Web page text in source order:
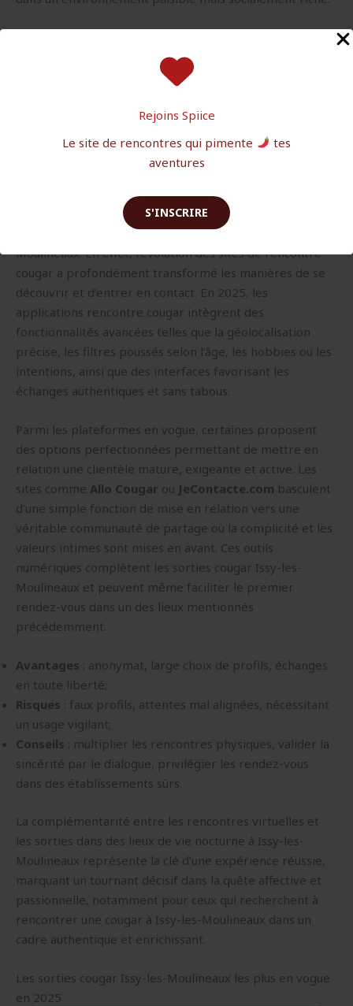
Rejoins Spiice
Le site de rencontres qui pimente
tes
aventures
S'INSCRIRE
tête des communes proches de Paris où la séduction
s’épanouit hors des sentiers battus et où l’on peut
offre locale adaptée à toutes les envies.
Les applications et sites de rencontre cougar
La révolution digitale modifie de façon spectaculaire le
paysage des rencontres amoureuses, et plus
particulièrement la rencontre cougar à Issy-les-
Moulineaux. En effet, l’évolution des sites de rencontre
cougar a profondément transformé les manières de se
découvrir et d’entrer en contact. En 2025, les
applications rencontre cougar intègrent des
fonctionnalités avancées telles que la géolocalisation
précise, les filtres poussés selon l’âge, les hobbies ou les
intentions, ainsi que des interfaces favorisant les
échanges authentiques et sans tabous.
Parmi les plateformes en vogue, certaines proposent
des options perfectionnées permettant de mettre en
relation une clientèle mature, exigeante et active. Les
sites comme Allo Cougar ou JeContacte.com basculent
d’une simple fonction de mise en relation vers une
véritable communauté de partage où la complicité et les
valeurs intimes sont mises en avant. Ces outils
numériques complètent les sorties cougar Issy-les-
Moulineaux et peuvent même faciliter le premier
rendez-vous dans un des lieux mentionnés
précédemment.
Avantages : anonymat, large choix de profils, échanges
en toute liberté;
Risques : faux profils, attentes mal alignées, nécessitant
un usage vigilant;
Conseils : multiplier les rencontres physiques, valider la
sincérité par le dialogue, privilégier les rendez-vous
dans des établissements sûrs.
La complémentarité entre les rencontres virtuelles et
les sorties dans des lieux de vie nocturne à Issy-les-
Moulineaux représente la clé d’une expérience réussie,
marquant un tournant décisif dans la quête affective et
passionnelle, notamment pour ceux qui recherchent à
rencontrer une cougar à Issy-les-Moulineaux dans un
cadre authentique et enrichissant.
Les sorties cougar Issy-les-Moulineaux les plus en vogue
en 2025